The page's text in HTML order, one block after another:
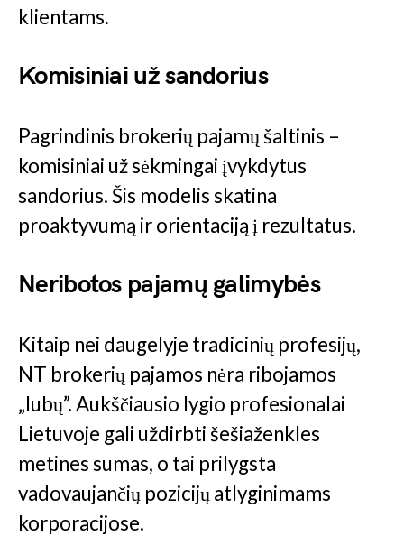
klientams.
Komisiniai už sandorius
Pagrindinis brokerių pajamų šaltinis –
komisiniai už sėkmingai įvykdytus
sandorius. Šis modelis skatina
proaktyvumą ir orientaciją į rezultatus.
Neribotos pajamų galimybės
Kitaip nei daugelyje tradicinių profesijų,
NT brokerių pajamos nėra ribojamos
„lubų”. Aukščiausio lygio profesionalai
Lietuvoje gali uždirbti šešiaženkles
metines sumas, o tai prilygsta
vadovaujančių pozicijų atlyginimams
korporacijose.